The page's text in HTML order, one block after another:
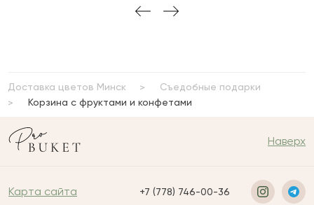
Доставка цветов Минск
Съедобные подарки
Корзина с фруктами и конфетами
Наверх
Карта сайта +7 (778) 746-00-36